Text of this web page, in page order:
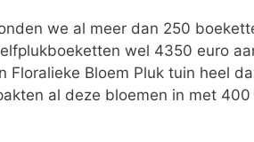
we al meer dan 250
wel 4350 euro
Floralieke Bloem Pluk tuin heel
al deze bloemen in met